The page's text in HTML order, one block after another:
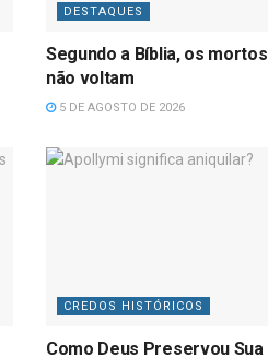
DESTAQUES
Segundo a Bíblia, os mortos
não voltam
5 DE AGOSTO DE 2026
CREDOS HISTÓRICOS
Como Deus Preservou Sua